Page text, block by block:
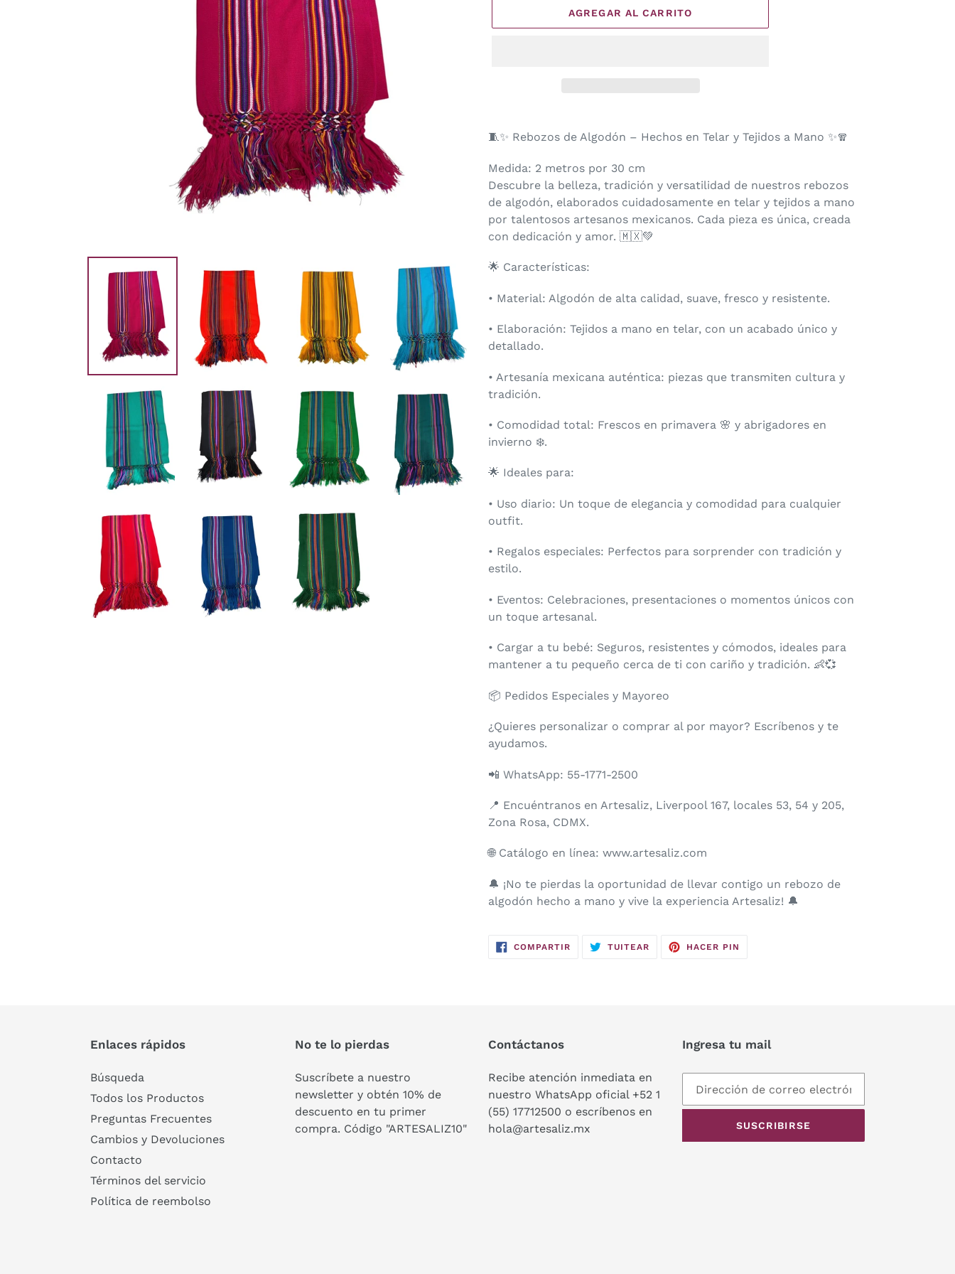
AGREGAR AL CARRITO
el
a
tu
carrito
de
compra
🧵✨ Rebozos de Algodón – Hechos en Telar y Tejidos a Mano ✨🧣
Medida: 2 metros por 30 cm
Descubre la belleza, tradición y versatilidad de nuestros rebozos
de algodón, elaborados cuidadosamente en telar y tejidos a mano
por talentosos artesanos mexicanos. Cada pieza es única, creada
con dedicación y amor. 🇲🇽💚
🌟 Características:
• Material: Algodón de alta calidad, suave, fresco y resistente.
• Elaboración: Tejidos a mano en telar, con un acabado único y
detallado.
• Artesanía mexicana auténtica: piezas que transmiten cultura y
tradición.
• Comodidad total: Frescos en primavera 🌸 y abrigadores en
invierno ❄️.
🌟 Ideales para:
• Uso diario: Un toque de elegancia y comodidad para cualquier
outfit.
• Regalos especiales: Perfectos para sorprender con tradición y
estilo.
• Eventos: Celebraciones, presentaciones o momentos únicos con
un toque artesanal.
• Cargar a tu bebé: Seguros, resistentes y cómodos, ideales para
mantener a tu pequeño cerca de ti con cariño y tradición. 👶💞
📦 Pedidos Especiales y Mayoreo
¿Quieres personalizar o comprar al por mayor? Escríbenos y te
ayudamos.
📲 WhatsApp: 55-1771-2500
📍 Encuéntranos en Artesaliz, Liverpool 167, locales 53, 54 y 205,
Zona Rosa, CDMX.
🌐 Catálogo en línea: www.artesaliz.com
🔔 ¡No te pierdas la oportunidad de llevar contigo un rebozo de
algodón hecho a mano y vive la experiencia Artesaliz! 🔔
COMPARTIRCOMPARTIR
EN
TUITEAR TUITEARHACER PIN
Enlaces rápidos
Búsqueda
Todos los Productos
Preguntas Frecuentes
Cambios y Devoluciones
Contacto
Términos del servicio
Política de reembolso
No te lo pierdas
Suscríbete a nuestro
newsletter y obtén 10% de
descuento en tu primer
compra. Código "ARTESALIZ10"
Contáctanos
Recibe atención inmediata en
nuestro WhatsApp oficial +52 1
(55) 17712500 o escríbenos en
hola@artesaliz.mx
Ingresa tu mail
SUSCRIBIRSE